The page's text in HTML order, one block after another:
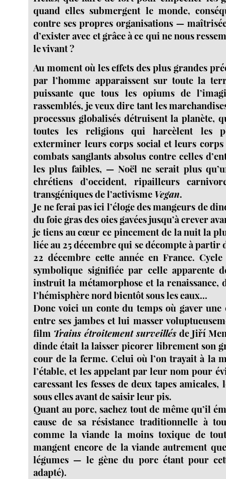
quand elles submergent le monde,
contre ses propres organisations —
d’exister avec et grâce à ce qui ne nous
le vivant ?
Au moment où les effets des plus grandes
par l’homme apparaissent sur toute la
puissante que tous les opiums de
rassemblés, je veux dire tant les
processus globalisés détruisent la planète,
toutes les religions qui harcèlent les
exterminer leurs corps social et leurs
combats sanglants absolus contre celles
les plus faibles, — Noël ne serait plus
chrétiens d’occident, ripailleurs
transgéniques de l’activisme Vegan.
Je ne ferai pas ici l’éloge des mangeurs de
du foie gras des oies gavées jusqu’à crever
je tiens au cœur ce pincement de la nuit la
liée au 25 décembre qui se décompte à partir
22 décembre cette année en France.
symbolique signifiée par celle apparente
instruit la métamorphose et la renaissance,
l’hémisphère nord bientôt sous les eaux...
Donc voici un conte du temps où gaver
entre ses jambes et lui masser
film Trains étroitement surveillésde Jiří
dinde était la laisser picorer librement son
cour de la ferme. Celui où l’on trayait à la
l’étable, et les appelant par leur nom pour
caressant les fesses de deux tapes amicales,
sous elles avant de saisir leur pis.
Quant au porc, sachez tout de même qu’il
cause de sa résistance traditionnelle à
comme la viande la moins toxique de
mangent encore de la viande autrement
légumes — le gène du porc étant pour
adapté).